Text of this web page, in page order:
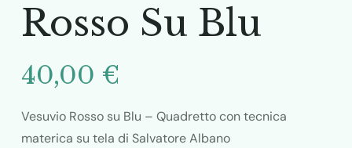
Rosso Su Blu
40,00 €
Vesuvio Rosso su Blu – Quadretto con tecnica
materica su tela di Salvatore Albano